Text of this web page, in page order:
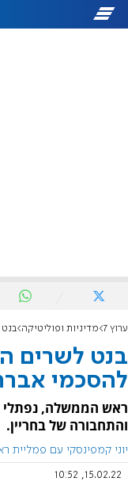
ערוץ 7 מדיניות ופוליטיקה בנט
בנט לשרים
להסכמי
ראש הממשלה, נפתלי
והתחבורה של בחריין.
יוני קמפינסקי עם
15.02.22, 10:52